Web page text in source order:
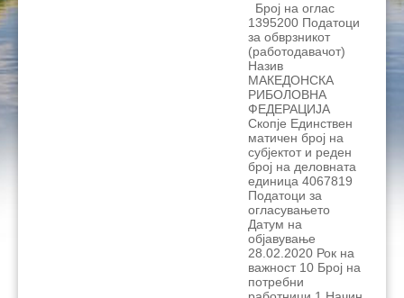
Број на оглас
1395200 Податоци
за обврзникот
(работодавачот)
Назив
МАКЕДОНСКА
РИБОЛОВНА
ФЕДЕРАЦИЈА
Скопје Единствен
матичен број на
субјектот и реден
број на деловната
единица 4067819
Податоци за
огласувањето
Датум на
објавување
28.02.2020 Рок на
важност 10 Број на
потребни